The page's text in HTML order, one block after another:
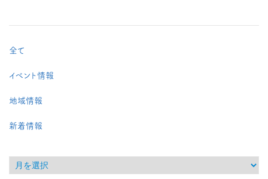
全て
イベント情報
地域情報
新着情報